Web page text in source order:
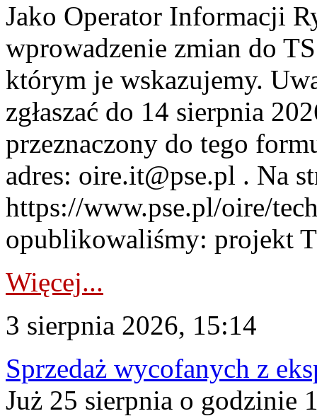
Jako Operator Informacji
wprowadzenie zmian do
którym je wskazujemy.
zgłaszać do 14 sierpnia
przeznaczony do tego
adres: oire.it@pse.pl . Na
https://www.pse.pl/oire/
opublikowaliśmy: projekt
Więcej...
3 sierpnia 2026, 15:14
Sprzedaż wycofanych z
Już 25 sierpnia o godzinie